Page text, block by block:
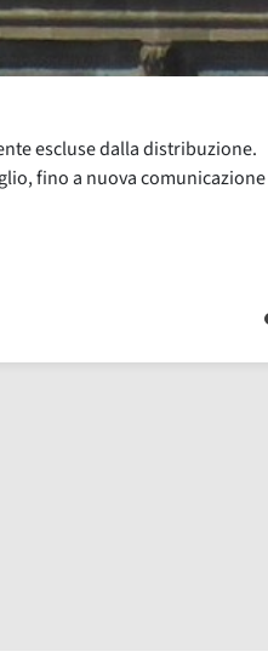
ridotta. Da venerdì 26 giugno
orari di distribuzione ridotti